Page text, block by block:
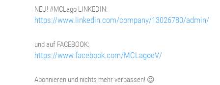
NEU! #MCLago LINKEDIN:
https://www.linkedin.com/company/13026780/admin/
und auf FACEBOOK:
https://www.facebook.com/MCLagoeV/
Abonnieren und nichts mehr verpassen! 😉